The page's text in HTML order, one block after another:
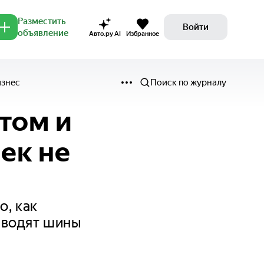
Разместить
объявление
Авто.ру AI Избранное
Войти
Поиск по журналу
и
не
как
шины